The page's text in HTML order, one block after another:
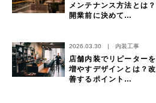
メンテナンス方法とは？
開業前に決めて…
2026.03.30 | 内装工事
店舗内装でリピーターを
増やすデザインとは？改
善するポイント…